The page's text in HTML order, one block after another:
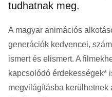
tudhatnak meg.
A magyar animációs
generációk kedvencei,
ismert és elismert. A
kapcsolódó érdekességek*
megvilágításba kerülhetnek